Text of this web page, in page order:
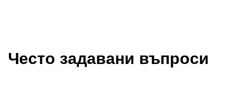
Често задавани въпроси